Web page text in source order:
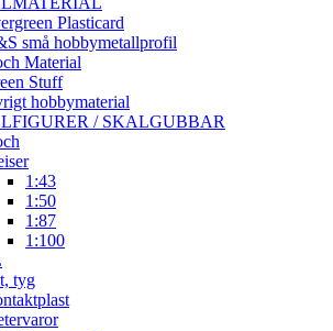
Plasticard
små hobbymetallprofil
Material
Stuff
hobbymaterial
/ SKALGUBBAR
1:43
1:50
1:87
1:100
tyg